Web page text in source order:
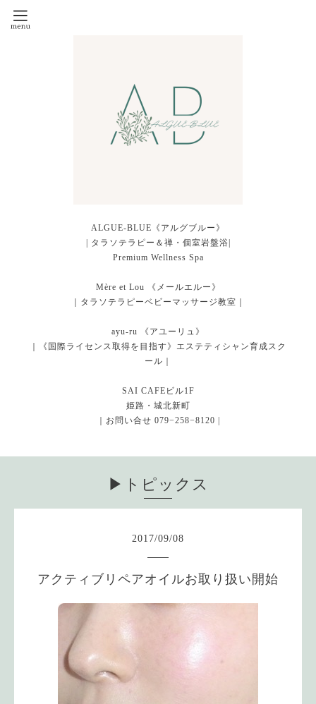
ALGUE-BLUE《アルグブルー》
| タラソテラピー＆禅・個室岩盤浴|
Premium Wellness Spa
Mère et Lou 《メールエルー》
｜タラソテラピーベビーマッサージ教室｜
ayu-ru 《アユーリュ》
｜《国際ライセンス取得を目指す》エステティシャン育成スク
ール｜
SAI CAFEビル1F
姫路・城北新町
｜お問い合せ 079−258−8120 |
▶︎トピックス
2017/09/08
アクティブリペアオイルお取り扱い開始